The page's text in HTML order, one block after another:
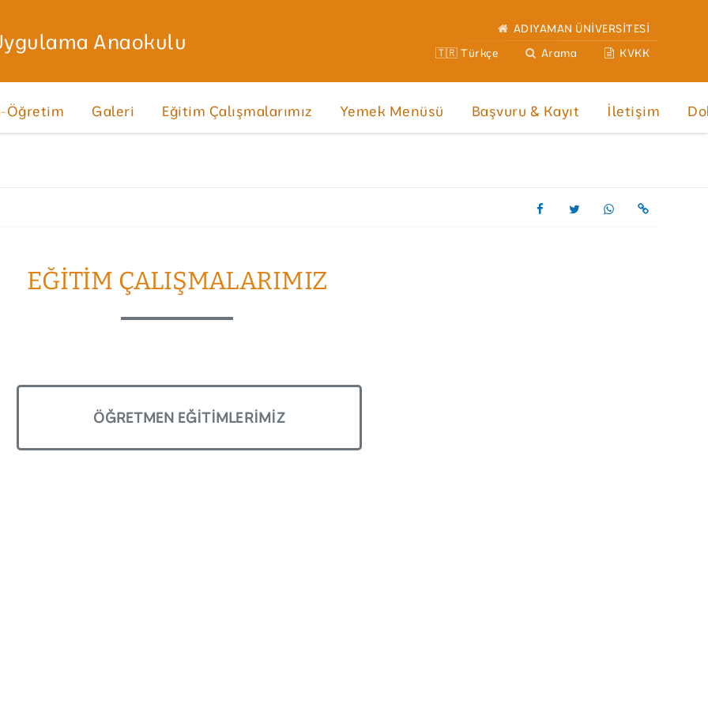
ADIYAMAN ÜNİVERSİTESİ
🇹🇷 Türkçe
Arama KVKK
Anaokulu
Öğretim Galeri Eğitim Çalışmalarımız Yemek Menüsü Başvuru & Kayıt İletişim
EĞITIM ÇALIŞMALARIMIZ
ÖĞRETMEN EĞITIMLERIMIZ